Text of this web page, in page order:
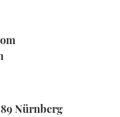
Nürnberg